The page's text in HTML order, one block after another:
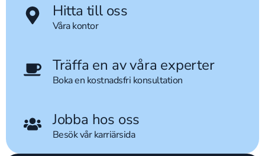
Hitta till oss
Våra kontor
Träffa en av våra experter
Boka en kostnadsfri konsultation
Jobba hos oss
Besök vår karriärsida